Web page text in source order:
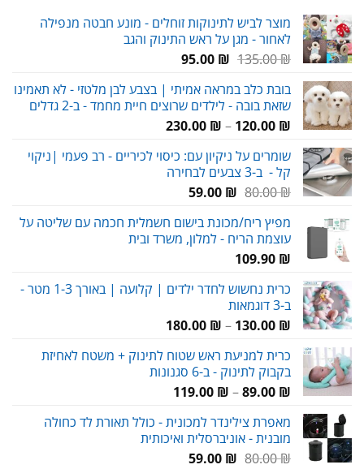
מוצר לביש לתינוקות זוחלים - מונע חבטה מנפילה
לאחור - מגן על ראש התינוק והגב
135.00₪
המחיר
היה:
135.00 ₪.
95.00 ₪
המחיר
הוא:
95.00 ₪.
בובת כלב במראה אמיתי | בצבע לבן מלטזי - לא תאמינו
שזאת בובה - לילדים שרוצים חיית מחמד - ב-2 גדלים
120.00 ₪
–
230.00 ₪
טווח
שומרים על ניקיון עם: כיסוי לכיריים - רב פעמי |ניקוי
קל - ב-3 צבעים לבחירה
80.00₪
המחיר
היה:
80.00 ₪.
59.00 ₪
המחיר
הוא:
59.00 ₪.
מפיץ ריח/מכונת בישום חשמלית חכמה עם שליטה על
עוצמת הריח - למלון, משרד ובית
109.90 ₪
כרית נחשוש לחדר ילדים | קלועה | באורך 1-3 מטר -
ב-3 דוגמאות
130.00 ₪
–
180.00 ₪
עד
כרית למניעת ראש שטוח לתינוק + משטח לאחיזת
בקבוק לתינוק - ב-6 סגנונות
89.00 ₪
–
119.00 ₪
עד
מאפרת צילינדר למכונית - כולל תאורת לד כחולה
מובנית - אוניברסלית ואיכותית
80.00₪
המחיר59.00 ₪
המחיר